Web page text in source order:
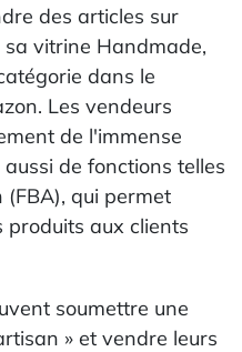
des articles sur
vitrine Handmade,
dans le
Les vendeurs
de l'immense
de fonctions telles
qui permet
aux clients
soumettre une
» et vendre leurs